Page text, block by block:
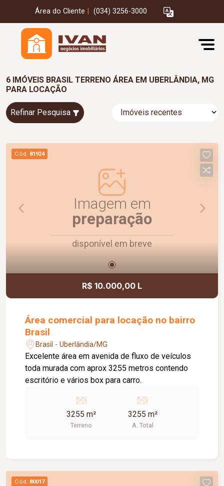
Área do Cliente (034) 3256-3000
6 IMÓVEIS BRASIL TERRENO ÁREA EM UBERLÂNDIA, MG
PARA LOCAÇÃO
Refinar Pesquisa
Cód. 81924
Imagem em
preparação
disponível em breve
R$ 10.000,00 L
Área comercial para locação no bairro
Brasil
Brasil - Uberlândia/MG
Excelente área em avenida de fluxo de veículos
toda murada com aprox 3255 metros contendo
escritório e vários box para carro.
3255 m²
Terreno
3255 m²
A. Total
Cód. 80017